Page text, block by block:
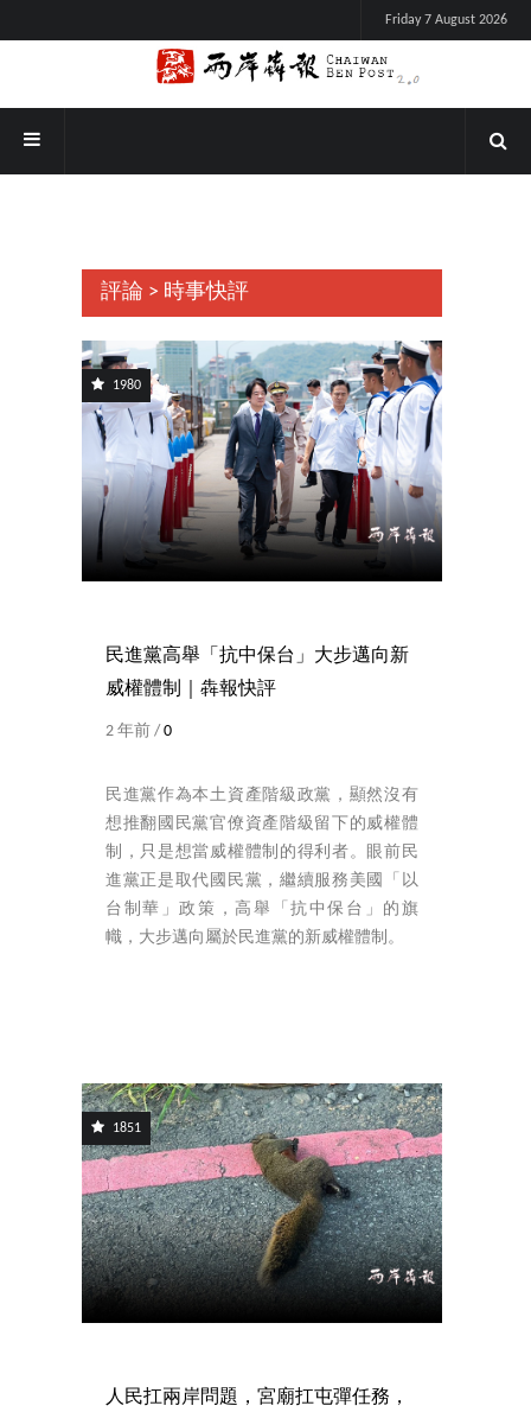
Friday 7 August 2026
評論 > 時事快評
1980
民進黨高舉「抗中保台」大步邁向新
威權體制｜犇報快評
2 年前 /0
民進黨作為本土資產階級政黨，顯然沒有
想推翻國民黨官僚資產階級留下的威權體
制，只是想當威權體制的得利者。眼前民
進黨正是取代國民黨，繼續服務美國「以
台制華」政策，高舉「抗中保台」的旗
幟，大步邁向屬於民進黨的新威權體制。
1851
人民扛兩岸問題，宮廟扛屯彈任務，